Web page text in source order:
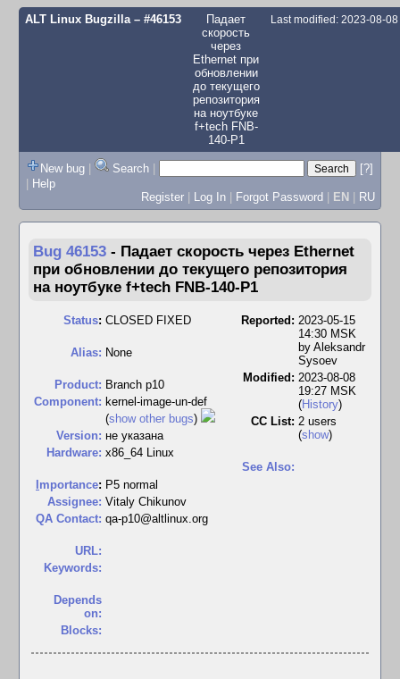
ALT Linux Bugzilla– #46153
Падает
скорость
через
Ethernet при
обновлении
до текущего
репозитория
на ноутбуке
f+tech FNB-
140-P1
Last modified: 2023-08-
New bug | Search |
[?]
| Help
Register | Log In | Forgot Password | EN | RU
Bug 46153 - Падает скорость через Ethernet
при обновлении до текущего репозитория
на ноутбуке f+tech FNB-140-P1
Status: CLOSED FIXED
Alias: None
Product: Branch p10
Component: kernel-image-un-def
(show other bugs)
Version: не указана
Hardware: x86_64 Linux
mportance: P5 normal
Assignee: Vitaly Chikunov
QA Contact: qa-p10@altlinux.org
URL:
Keywords:
Depends
on:
Blocks:
Reported: 2023-05-15
14:30 MSK
by Aleksandr
Sysoev
Modified: 2023-08-08
19:27 MSK
(History)
CC List: 2 users
(show)
See Also: